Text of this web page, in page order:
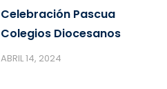
Celebración Pascua
Colegios Diocesanos
ABRIL 14, 2024